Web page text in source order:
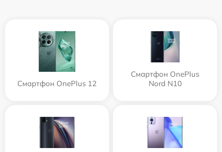
Смартфон OnePlus 12
Смартфон OnePlus
Nord N10